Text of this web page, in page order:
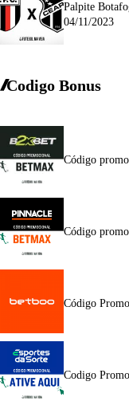
Palpite
04/11/2023
Codigo Bonus
Código
Código
Código
Codigo